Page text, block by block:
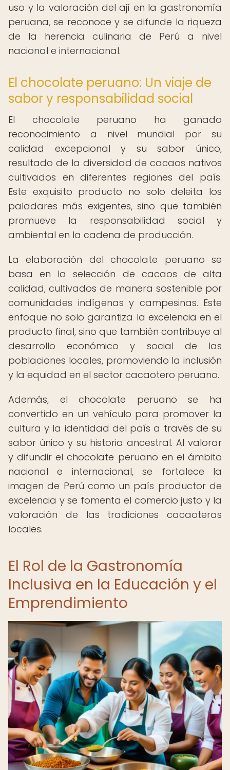
uso y la valoración del ají en la gastronomía
peruana, se reconoce y se difunde la riqueza
de la herencia culinaria de Perú a nivel
nacional e internacional.
El chocolate peruano: Un viaje de
sabor y responsabilidad social
El chocolate peruano ha ganado
reconocimiento a nivel mundial por su
calidad excepcional y su sabor único,
resultado de la diversidad de cacaos nativos
cultivados en diferentes regiones del país.
Este exquisito producto no solo deleita los
paladares más exigentes, sino que también
promueve la responsabilidad social y
ambiental en la cadena de producción.
La elaboración del chocolate peruano se
basa en la selección de cacaos de alta
calidad, cultivados de manera sostenible por
comunidades indígenas y campesinas. Este
enfoque no solo garantiza la excelencia en el
producto final, sino que también contribuye al
desarrollo económico y social de las
poblaciones locales, promoviendo la inclusión
y la equidad en el sector cacaotero peruano.
Además, el chocolate peruano se ha
convertido en un vehículo para promover la
cultura y la identidad del país a través de su
sabor único y su historia ancestral. Al valorar
y difundir el chocolate peruano en el ámbito
nacional e internacional, se fortalece la
imagen de Perú como un país productor de
excelencia y se fomenta el comercio justo y la
valoración de las tradiciones cacaoteras
locales.
El Rol de la Gastronomía
Inclusiva en la Educación y el
Emprendimiento